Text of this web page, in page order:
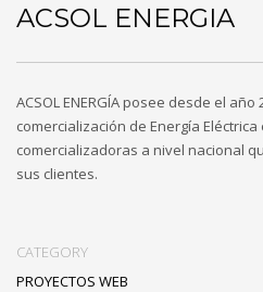
ACSOL ENERGIA
ACSOL ENERGÍA posee desde el año
comercialización de Energía
comercializadoras a nivel nacional
sus clientes.
CATEGORY
PROYECTOS WEB